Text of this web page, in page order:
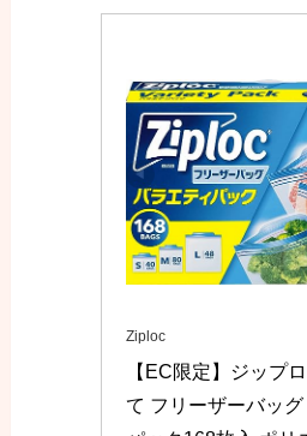
Ziploc
【EC限定】ジップ
て フリーザーバッグ